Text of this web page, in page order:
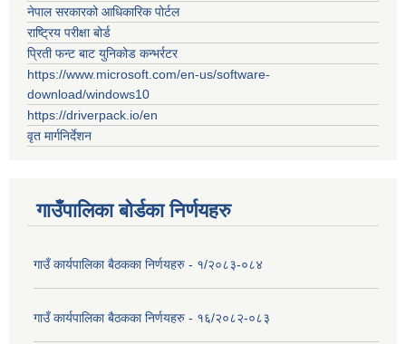
नेपाल सरकारको आधिकारिक पोर्टल
राष्ट्रिय परीक्षा बोर्ड
प्रिती फन्ट बाट युनिकोड कन्भर्रटर
https://www.microsoft.com/en-us/software-
download/windows10
https://driverpack.io/en
वृत मार्गनिर्देशन
गाउँपालिका बोर्डका निर्णयहरु
गाउँ कार्यपालिका बैठकका निर्णयहरु - १/२०८३-०८४
गाउँ कार्यपालिका बैठकका निर्णयहरु - १६/२०८२-०८३